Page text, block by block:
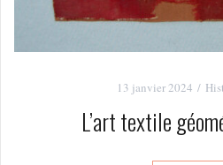
13 janvier 2024
L’art textile